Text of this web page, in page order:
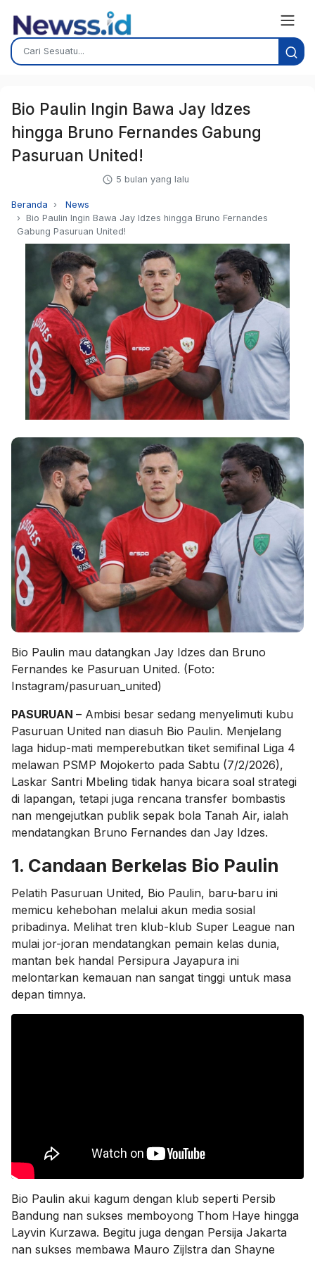
Bio Paulin Ingin Bawa Jay Idzes
hingga Bruno Fernandes Gabung
Pasuruan United!
5 bulan yang lalu
Beranda
News
Bio Paulin Ingin Bawa Jay Idzes hingga Bruno Fernandes
Gabung Pasuruan United!
Bio Paulin mau datangkan Jay Idzes dan Bruno
Fernandes ke Pasuruan United. (Foto:
Instagram/pasuruan_united)
PASURUAN – Ambisi besar sedang menyelimuti kubu
Pasuruan United nan diasuh Bio Paulin. Menjelang
laga hidup-mati memperebutkan tiket semifinal Liga 4
melawan PSMP Mojokerto pada Sabtu (7/2/2026),
Laskar Santri Mbeling tidak hanya bicara soal strategi
di lapangan, tetapi juga rencana transfer bombastis
nan mengejutkan publik sepak bola Tanah Air, ialah
mendatangkan Bruno Fernandes dan Jay Idzes.
1. Candaan Berkelas Bio Paulin
Pelatih Pasuruan United, Bio Paulin, baru-baru ini
memicu kehebohan melalui akun media sosial
pribadinya. Melihat tren klub-klub Super League nan
mulai jor-joran mendatangkan pemain kelas dunia,
mantan bek handal Persipura Jayapura ini
melontarkan kemauan nan sangat tinggi untuk masa
depan timnya.
Bio Paulin akui kagum dengan klub seperti Persib
Bandung nan sukses memboyong Thom Haye hingga
Layvin Kurzawa. Begitu juga dengan Persija Jakarta
nan sukses membawa Mauro Zijlstra dan Shayne